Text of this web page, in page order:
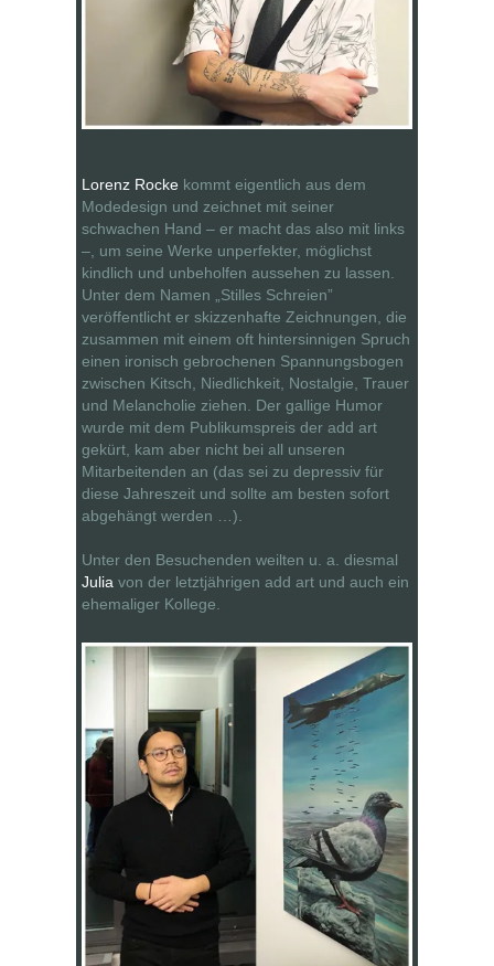
Lorenz Rocke kommt eigentlich aus dem
Modedesign und zeichnet mit seiner
schwachen Hand – er macht das also mit links
–, um seine Werke unperfekter, möglichst
kindlich und unbeholfen aussehen zu lassen.
Unter dem Namen „Stilles Schreien”
veröffentlicht er skizzenhafte Zeichnungen, die
zusammen mit einem oft hintersinnigen Spruch
einen ironisch gebrochenen Spannungsbogen
zwischen Kitsch, Niedlichkeit, Nostalgie, Trauer
und Melancholie ziehen. Der gallige Humor
wurde mit dem Publikumspreis der add art
gekürt, kam aber nicht bei all unseren
Mitarbeitenden an (das sei zu depressiv für
diese Jahreszeit und sollte am besten sofort
abgehängt werden …).
Unter den Besuchenden weilten u. a. diesmal
Julia von der letztjährigen add art und auch ein
ehemaliger Kollege.